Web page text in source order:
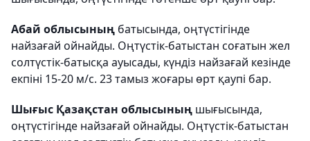
Абай облысының батысында, оңтүстігінде
найзағай ойнайды. Оңтүстік-батыстан соғатын жел
солтүстік-батысқа ауысады, күндіз найзағай кезінде
екпіні 15-20 м/с. 23 тамыз жоғары өрт қаупі бар.
Шығыс Қазақстан облысының шығысында,
оңтүстігінде найзағай ойнайды. Оңтүстік-батыстан